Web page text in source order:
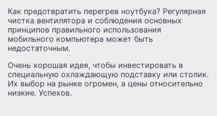
Как предотвратить перегрев ноутбука? Регулярная
чистка вентилятора и соблюдения основных
принципов правильного использования
мобильного компьютера может быть
недостаточным.
Очень хорошая идея, чтобы инвестировать в
специальную охлаждающую подставку или столик.
Их выбор на рынке огромен, а цены относительно
низкие. Успехов.